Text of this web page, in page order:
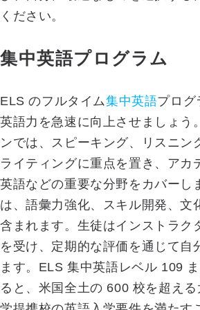
ください。
集中英語プログラム
ELS のフルタイム集中英語プログ
英語力を急速に向上させましょう
ンでは、スピーキング、リスニン
ライティングに重点を置き、アカ
英語などの重要な分野をカバーし
は、語彙力強化、スキル開発、文
含まれます。生徒はインストラク
を受け、定期的な評価を通じて自
ます。ELS 集中英語レベル 109
ると、米国全土の 600 校を超え